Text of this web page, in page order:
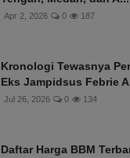
Apr 2, 2026 0 187
Kronologi Tewasnya
Eks Jampidsus Febrie
Jul 26, 2026 0 134
Daftar Harga BBM